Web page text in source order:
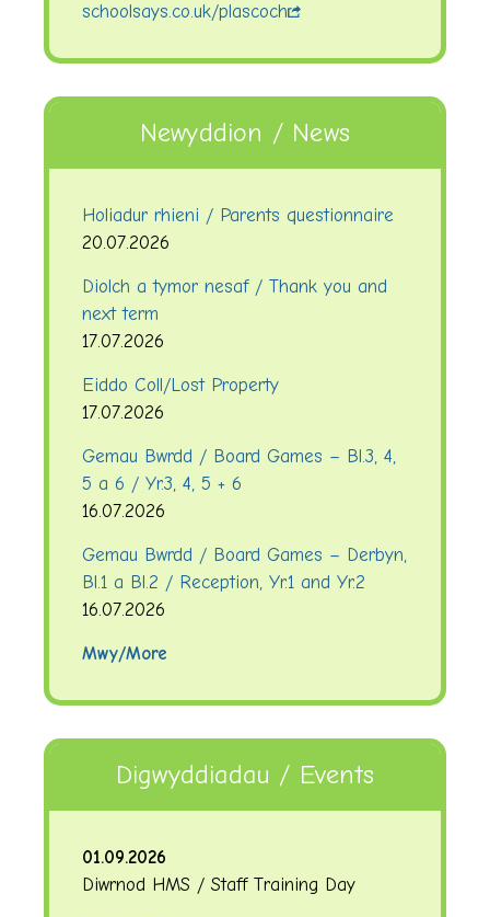
schoolsays.co.uk/plascoch
Newyddion / News
Holiadur rhieni / Parents questionnaire
20.07.2026
Diolch a tymor nesaf / Thank you and
next term
17.07.2026
Eiddo Coll/Lost Property
17.07.2026
Gemau Bwrdd / Board Games – Bl.3, 4,
5 a 6 / Yr.3, 4, 5 + 6
16.07.2026
Gemau Bwrdd / Board Games – Derbyn,
Bl.1 a Bl.2 / Reception, Yr.1 and Yr.2
16.07.2026
Mwy/More
Digwyddiadau / Events
01.09.2026
Diwrnod HMS / Staff Training Day